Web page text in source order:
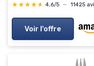
★★★★★
★★★★★ 4,6/5 — 11425
Voir l'offre